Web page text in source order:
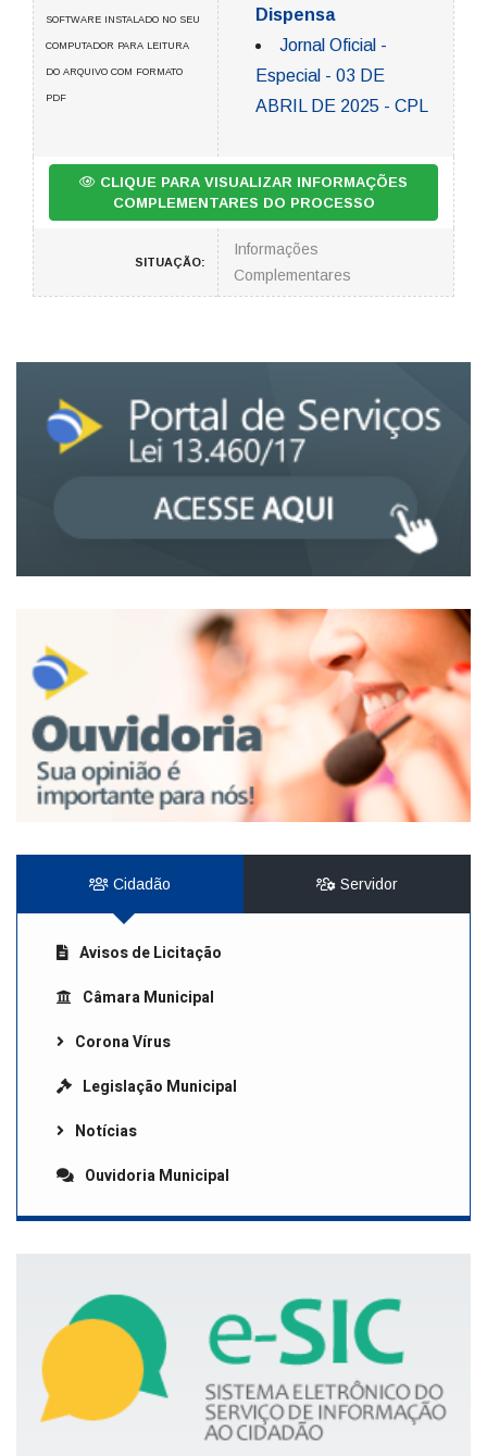
SOFTWARE INSTALADO NO SEU
COMPUTADOR PARA LEITURA
DO ARQUIVO COM FORMATO
PDF
Dispensa
Jornal Oficial -
Especial - 03 DE
ABRIL DE 2025 - CPL
CLIQUE PARA VISUALIZAR INFORMAÇÕES
COMPLEMENTARES DO PROCESSO
SITUAÇÃO:
Informações
Complementares
Cidadão Servidor
Avisos de Licitação
Câmara Municipal
Corona Vírus
Legislação Municipal
Notícias
Ouvidoria Municipal